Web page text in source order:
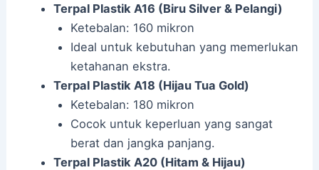
Terpal Plastik A16 (Biru Silver & Pelangi)
Ketebalan: 160 mikron
Ideal untuk kebutuhan yang memerlukan
ketahanan ekstra.
Terpal Plastik A18 (Hijau Tua Gold)
Ketebalan: 180 mikron
Cocok untuk keperluan yang sangat
berat dan jangka panjang.
Terpal Plastik A20 (Hitam & Hijau)